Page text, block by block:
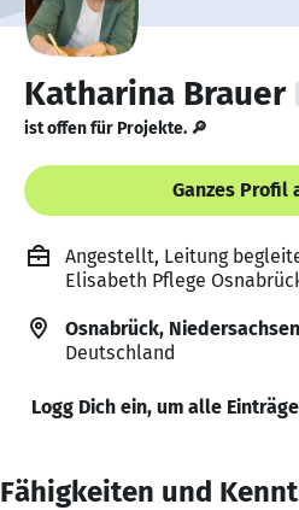
Katharina Brauer
ist offen für Projekte. 🔎
Ganzes Profil
Angestellt, Leitung
Elisabeth Pflege
Osnabrück,
Deutschland
Logg Dich ein, um alle
Fähigkeiten und